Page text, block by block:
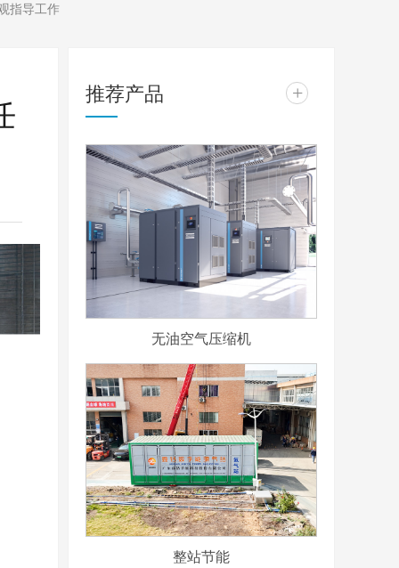
指导工作
推荐产品 +
无油空气压缩机
整站节能